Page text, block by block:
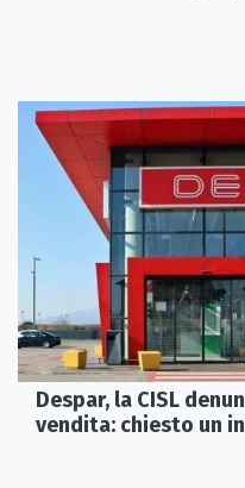
Despar, la CISL
vendita: chiesto un